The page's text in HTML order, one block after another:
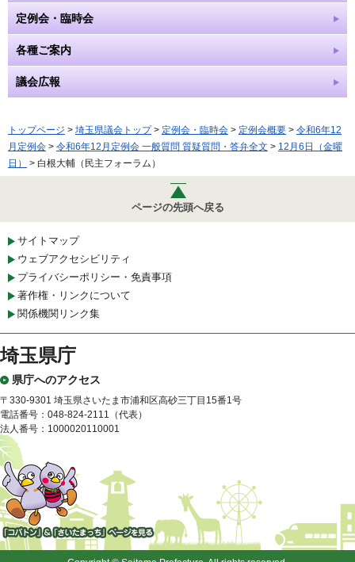
定例会・臨時会
各種ご案内
議会広報
トップページ > 埼玉県議会トップ> 定例会・臨時会 > 定例会概要 > 令和6年12
月定例会 > 令和6年12月定例会 一般質問 質疑質問・答弁全文 > 12月6日（金曜
日）
> 白根大輔（民主フォーラム）
ページの先頭へ戻る
サイトマップ
ウェブアクセシビリティ
プライバシーポリシー・免責事項
著作権・リンクについて
関係機関リンク集
埼玉県庁
県庁へのアクセス
〒330-9301 埼玉県さいたま市浦和区高砂三丁目15番1号
電話番号：048-824-2111（代表）
法人番号：1000020110001
「コバトン」&「さいたまっ